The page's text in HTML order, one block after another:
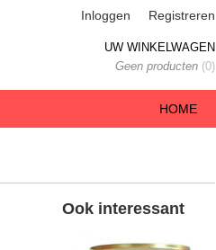
Inloggen Registreren
UW WINKELWAGEN
Geen producten (0)
HOME
Ook interessant